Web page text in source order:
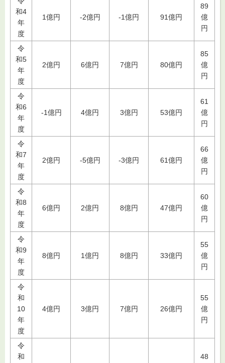
和4
年
度
1億円 -2億円 -1億円 91億円
89
億
円
令
和5
年
度
2億円 6億円 7億円 80億円
85
億
円
令
和6
年
度
-1億円 4億円 3億円 53億円
61
億
円
令
和7
年
度
2億円 -5億円 -3億円 61億円
66
億
円
令
和8
年
度
6億円 2億円 8億円 47億円
60
億
円
令
和9
年
度
8億円 1億円 8億円 33億円
55
億
円
令
和
10
年
度
4億円 3億円 7億円 26億円
55
億
円
令
和
48